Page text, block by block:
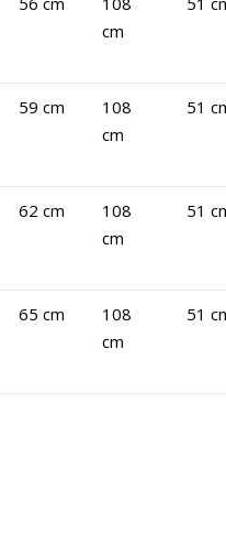
cm
59 cm
108
cm
51
62 cm
108
cm
51
65 cm
108
cm
51